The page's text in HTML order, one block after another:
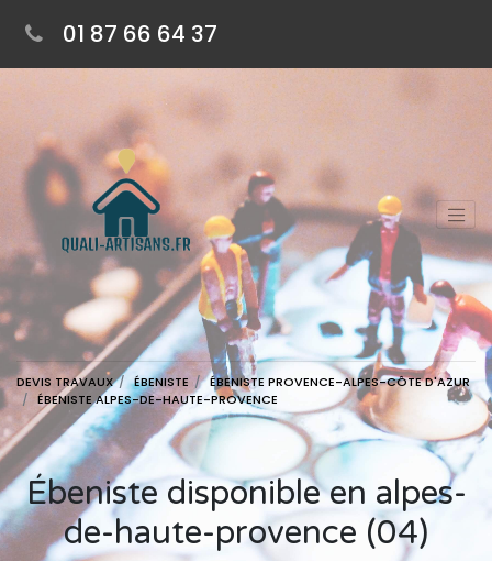
01 87 66 64 37
DEVIS TRAVAUX ÉBENISTE
ÉBENISTE PROVENCE-ALPES-CÔTE D'AZUR
ÉBENISTE ALPES-DE-HAUTE-PROVENCE
Ébeniste disponible en alpes-
de-haute-provence (04)